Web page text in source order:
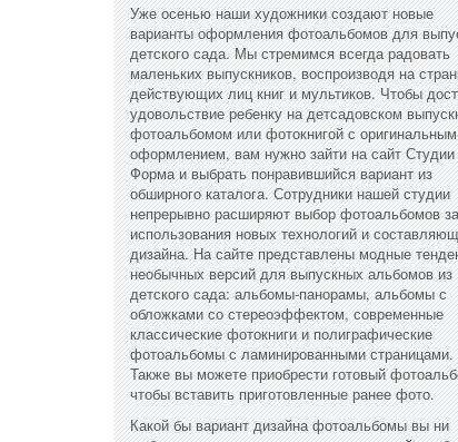
Уже осенью наши художники создают новые
варианты оформления фотоальбомов для
детского сада. Мы стремимся всегда радовать
маленьких выпускников, воспроизводя на
действующих лиц книг и мультиков. Чтобы
удовольствие ребенку на детсадовском
фотоальбомом или фотокнигой с оригинальным
оформлением, вам нужно зайти на сайт Студии
Форма и выбрать понравившийся вариант из
обширного каталога. Сотрудники нашей студии
непрерывно расширяют выбор фотоальбомов
использования новых технологий и
дизайна. На сайте представлены модные
необычных версий для выпускных альбомов из
детского сада: альбомы-панорамы, альбомы с
обложками со стереоэффектом, современные
классические фотокниги и полиграфические
фотоальбомы с ламинированными страницами.
Также вы можете приобрести готовый
чтобы вставить приготовленные ранее фото.
Какой бы вариант дизайна фотоальбомы вы ни